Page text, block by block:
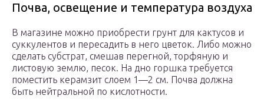
Почва, освещение и температура воздуха
В магазине можно приобрести грунт для кактусов и
суккулентов и пересадить в него цветок. Либо можно
сделать субстрат, смешав перегной, торфяную и
листовую землю, песок. На дно горшка требуется
поместить керамзит слоем 1—2 см. Почва должна
быть нейтральной по кислотности.